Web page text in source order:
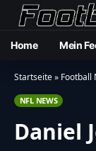
Home Mein
Startseite» Football
NFL NEWS
Daniel